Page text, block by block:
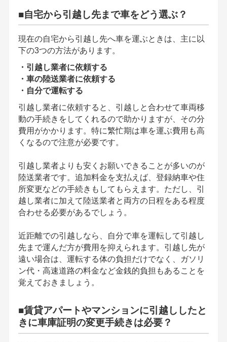
■自宅から引越し先まで車をどう選ぶ？
現在の自宅から引越し先へ車を運ぶときは、主に以
下の3つの方法があります。
・引越し業者に依頼する
・車の陸送業者に依頼する
・自分で運転する
引越し業者に依頼すると、引越しと合わせて車両移
動の手続きをしてくれるので助かりますが、その分
費用がかかります。特に繁忙期は車を運ぶ費用も高
くなるので注意が必要です。
引越し業者よりも安くお願いできることが多いのが
陸送業者です。追加料金を支払えば、登録納車や住
所変更などの手続きもしてもらえます。ただし、引
越し業者に加えて陸送業者と両方の日程をある程度
合わせる必要があるでしょう。
近距離での引越しなら、自分で車を運転して引越し
先まで運んだ方が費用を抑えられます。引越し先が
遠い場合は、運転する体の負担だけでなく、ガソリ
ン代・高速道路の料金など金銭的負担もあることを
覚えておきましょう。
■賃貸アパートやマンションに引越ししたと
きに車庫証明の変更手続きは必要？